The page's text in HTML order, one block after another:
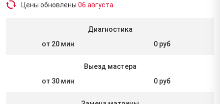
Цены обновлены 06 августа
Диагностика
от 20 мин
0 руб
Выезд мастера
от 30 мин
0 руб